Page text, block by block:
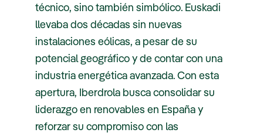
técnico, sino también simbólico. Euskadi
llevaba dos décadas sin nuevas
instalaciones eólicas, a pesar de su
potencial geográfico y de contar con una
industria energética avanzada. Con esta
apertura, Iberdrola busca consolidar su
liderazgo en renovables en España y
reforzar su compromiso con las